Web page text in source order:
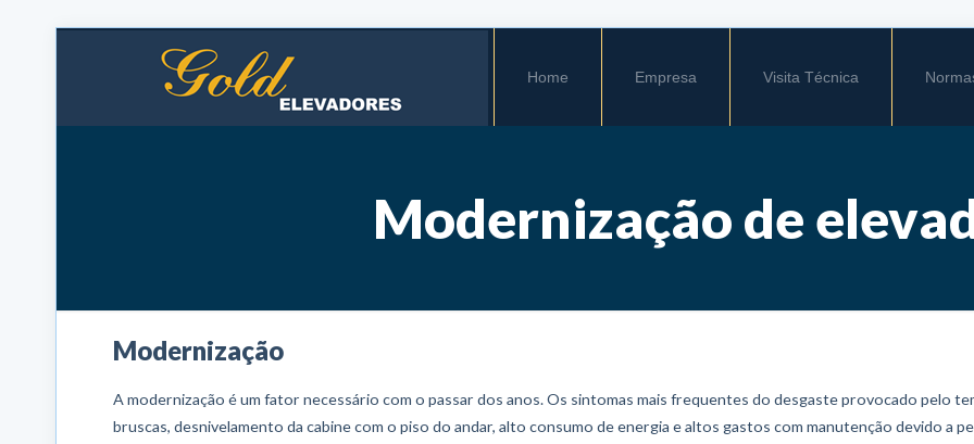
Home Empresa Visita Técnica
Modernização de
Modernização
A modernização é um fator necessário com o passar dos anos. Os sintomas mais frequentes do desgaste provocado pelo
bruscas, desnivelamento da cabine com o piso do andar, alto consumo de energia e altos gastos com manutenção devido a